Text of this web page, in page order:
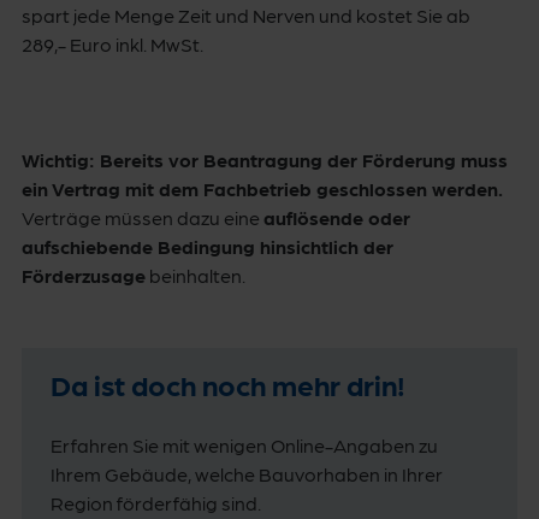
spart jede Menge Zeit und Nerven und kostet Sie ab
289,- Euro inkl. MwSt.
Wichtig: Bereits vor Beantragung der Förderung muss
ein Vertrag mit dem Fachbetrieb geschlossen werden.
Verträge müssen dazu eine auflösende oder
aufschiebende Bedingung hinsichtlich der
Förderzusage beinhalten.
Da ist doch noch mehr drin!
Erfahren Sie mit wenigen Online-Angaben zu
Ihrem Gebäude, welche Bauvorhaben in Ihrer
Region förderfähig sind.